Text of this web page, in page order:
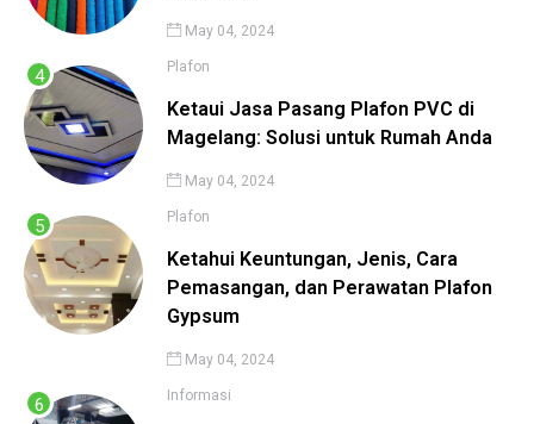
May 04, 2024
Plafon
Ketaui Jasa Pasang Plafon PVC di
Magelang: Solusi untuk Rumah Anda
May 04, 2024
Plafon
Ketahui Keuntungan, Jenis, Cara
Pemasangan, dan Perawatan Plafon
Gypsum
May 04, 2024
Informasi